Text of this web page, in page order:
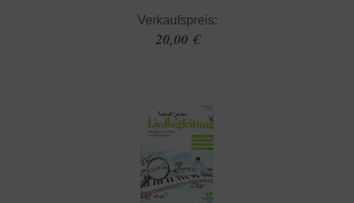
Verkaufspreis:
20,00 €